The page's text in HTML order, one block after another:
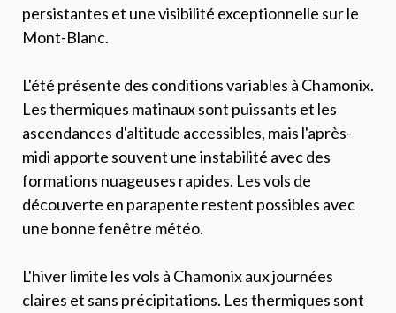
persistantes et une visibilité exceptionnelle sur le
Mont-Blanc.
L'été présente des conditions variables à Chamonix.
Les thermiques matinaux sont puissants et les
ascendances d'altitude accessibles, mais l'après-
midi apporte souvent une instabilité avec des
formations nuageuses rapides. Les vols de
découverte en parapente restent possibles avec
une bonne fenêtre météo.
L'hiver limite les vols à Chamonix aux journées
claires et sans précipitations. Les thermiques sont